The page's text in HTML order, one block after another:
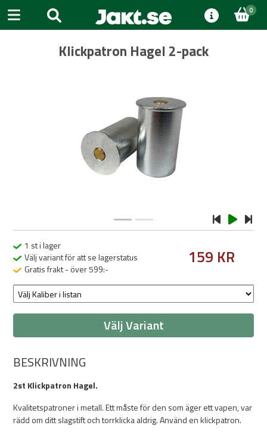
0
Klickpatron Hagel 2-pack
1 st i lager
Välj variant för att se lagerstatus
Gratis frakt - över 599:-
159 KR
Välj Variant
BESKRIVNING
2st Klickpatron Hagel.
Kvalitetspatroner i metall. Ett måste för den som äger ett vapen, var
rädd om ditt slagstift och torrklicka aldrig. Använd en klickpatron.